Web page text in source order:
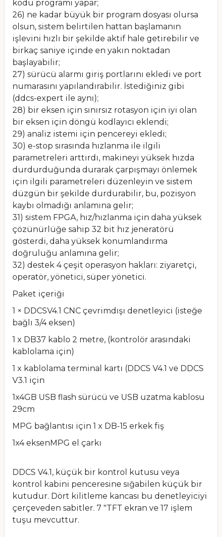
kodu programı yapar;
26) ne kadar büyük bir program dosyası olursa
olsun, sistem belirtilen hattan başlamanın
işlevini hızlı bir şekilde aktif hale getirebilir ve
birkaç saniye içinde en yakın noktadan
başlayabilir;
27) sürücü alarmı giriş portlarını ekledi ve port
numarasını yapılandırabilir. İstediğiniz gibi
(ddcs-expert ile aynı);
28) bir eksen için sınırsız rotasyon için iyi olan
bir eksen için döngü kodlayıcı eklendi;
29) analiz istemi için pencereyi ekledi;
30) e-stop sırasında hızlanma ile ilgili
parametreleri arttırdı, makineyi yüksek hızda
durdurduğunda durarak çarpışmayı önlemek
için ilgili parametreleri düzenleyin ve sistem
düzgün bir şekilde durdurabilir, bu, pozisyon
kaybı olmadığı anlamına gelir;
31) sistem FPGA, hız/hızlanma için daha yüksek
çözünürlüğe sahip 32 bit hız jeneratörü
gösterdi, daha yüksek konumlandırma
doğruluğu anlamına gelir;
32) destek 4 çeşit operasyon hakları: ziyaretçi,
operatör, yönetici, süper yönetici.
Paket içeriği
1 × DDCSV4.1 CNC çevrimdışı denetleyici (isteğe
bağlı 3/4 eksen)
1 x DB37 kablo 2 metre, (kontrolör arasındaki
kablolama için)
1 x kablolama terminal kartı (DDCS V4.1 ve DDCS
V3.1 için
1x4GB USB flash sürücü ve USB uzatma kablosu
29cm
MPG bağlantısı için 1 x DB-15 erkek fiş
1x4 eksenMPG el çarkı
DDCS V4.1, küçük bir kontrol kutusu veya
kontrol kabini penceresine sığabilen küçük bir
kutudur. Dört kilitleme kancası bu denetleyiciyi
çerçeveden sabitler. 7 "TFT ekran ve 17 işlem
tuşu mevcuttur.